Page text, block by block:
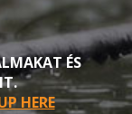
ÉS
HERE